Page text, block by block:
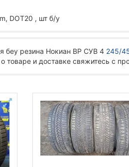
DOT20 , шт б/у
беу резина Нокиан ВР СУВ 4 245/
товаре и доставке свяжитесь с